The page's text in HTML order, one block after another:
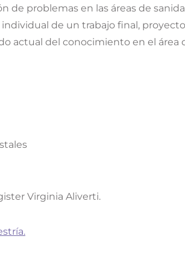
de problemas en las áreas de
de un trabajo final,
actual del conocimiento en el área
Virginia Aliverti.